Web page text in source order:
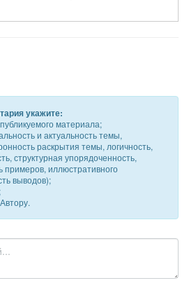
укажите:
материала;
и актуальность темы,
раскрытия темы, логичность,
структурная упорядоченность,
примеров, иллюстративного
выводов);